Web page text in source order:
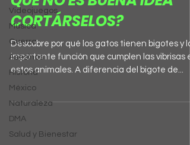
Videojuegos
Música
Guerra
Asesinos
Historia
México
Naturaleza
DMA
Salud y Bienestar
CORTÁRSELOS?
Descubre por qué los gatos tienen bigotes y la
importante función que cumplen las vibrisas
estos animales. A diferencia del bigote de...